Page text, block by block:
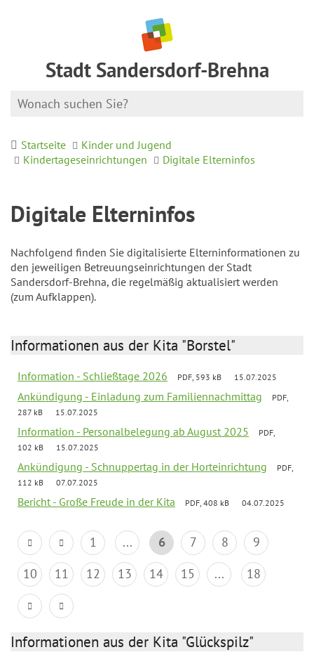
Stadt Sandersdorf-Brehna
Startseite
Kinder und Jugend
Kindertageseinrichtungen
Digitale Elterninfos
Digitale Elterninfos
Nachfolgend finden Sie digitalisierte Elterninformationen zu
den jeweiligen Betreuungseinrichtungen der Stadt
Sandersdorf-Brehna, die regelmäßig aktualisiert werden
(zum Aufklappen).
Informationen aus der Kita "Borstel"
Information - Schließtage 2026 PDF, 593 kB 15.07.2025
Ankündigung - Einladung zum Familiennachmittag
PDF,
287 kB
15.07.2025
Information - Personalbelegung ab August 2025
PDF,
102 kB
15.07.2025
Ankündigung - Schnuppertag in der Horteinrichtung
PDF,
112 kB
07.07.2025
Bericht - Große Freude in der Kita PDF, 408 kB 04.07.2025
1 ... 6 7 8
9
10
11 12 13 14 15 ... 18
Informationen aus der Kita "Glückspilz"